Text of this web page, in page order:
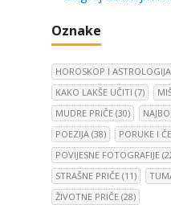
Oznake
HOROSKOP I ASTROLOGIJA
KAKO LAKŠE UČITI (7)
MUDRE PRIČE (30)
POEZIJA (38) PORUKE I
POVIJESNE FOTOGRAFIJE
STRAŠNE PRIČE (11)
ŽIVOTNE PRIČE (28)